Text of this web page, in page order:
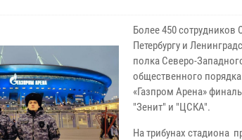
Более 450
Петербургу и
полка Северо-
общественного
«Газпром Арена»
"Зенит" и "ЦСКА".
На трибунах стадиона